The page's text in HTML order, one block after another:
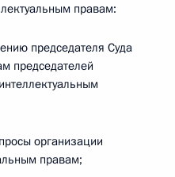
правам:
председателя Суда
председателей
организации
правам;